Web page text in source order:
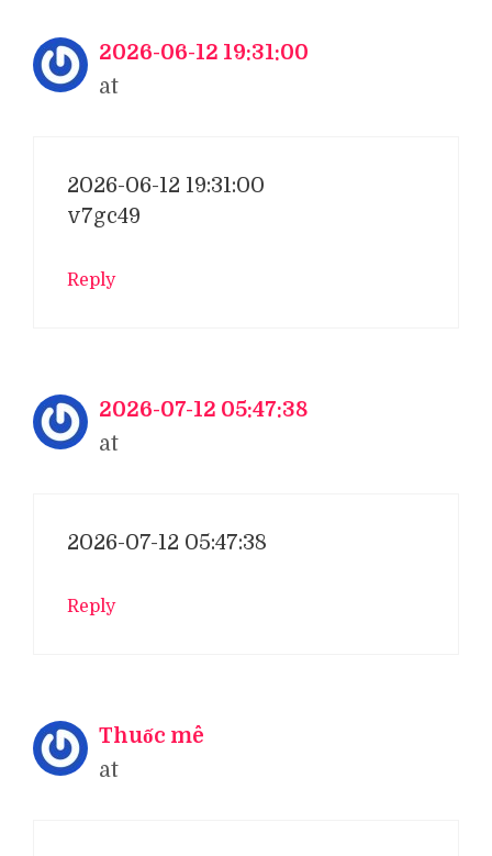
2026-06-12 19:31:00
at
2026-06-12 19:31:00
v7gc49
Reply
2026-07-12 05:47:38
at
2026-07-12 05:47:38
Reply
Thuốc mê
at